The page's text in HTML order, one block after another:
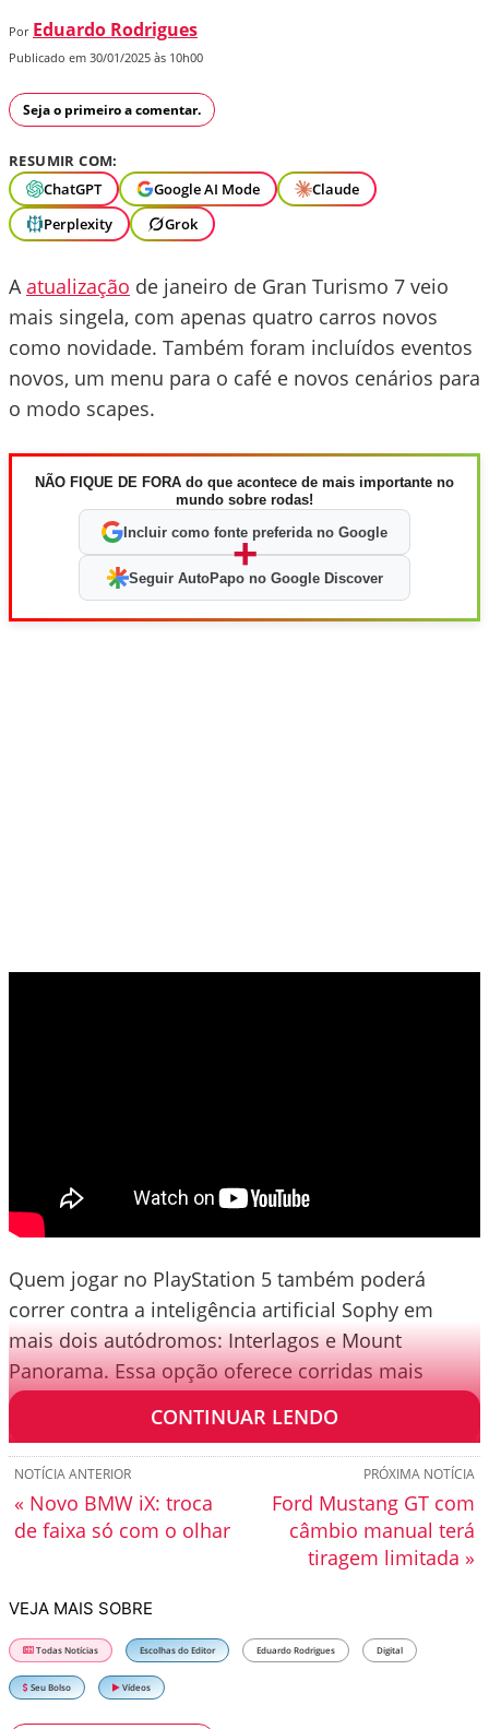
Por Eduardo Rodrigues
Publicado em 30/01/2025 às 10h00
Seja o primeiro a comentar.
RESUMIR COM:
ChatGPT
Google AI Mode
Claude
Perplexity
Grok
Aatualização de janeiro de Gran Turismo 7 veio
mais singela, com apenas quatro carros novos
como novidade. Também foram incluídos eventos
novos, um menu para o café e novos cenários para
o modo scapes.
NÃO FIQUE DE FORA do que acontece de mais importante no
mundo sobre rodas!
Incluir como fonte preferida no Google
+
Seguir AutoPapo no Google Discover
Quem jogar no PlayStation 5 também poderá
correr contra a inteligência artificial Sophy em
mais dois autódromos: Interlagos e Mount
Panorama. Essa opção oferece corridas mais
desafiadoras que o habitual.
CONTINUAR LENDO
PRÓXIMA NOTÍCIA
Ford Mustang GT com
câmbio manual terá
tiragem limitada »
NOTÍCIA ANTERIOR
« Novo BMW iX: troca
de faixa só com o olhar
VEJA MAIS SOBRE
Todas Notícias Escolhas do Editor Eduardo Rodrigues Digital
Seu Bolso Vídeos